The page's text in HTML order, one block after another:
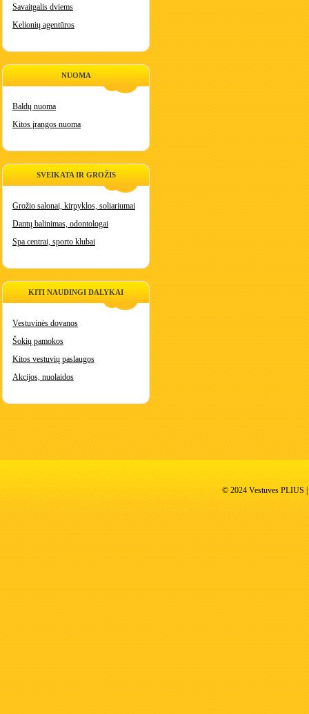
Savaitgalis dviems
Kelionių agentūros
NUOMA
Baldų nuoma
Kitos įrangos nuoma
SVEIKATA IR GROŽIS
Grožio salonai, kirpyklos, soliariumai
Dantų balinimas, odontologai
Spa centrai, sporto klubai
KITI NAUDINGI DALYKAI
Vestuvinės dovanos
Šokių pamokos
Kitos vestuvių paslaugos
Akcijos, nuolaidos
© 2024 Vestuves PLIUS